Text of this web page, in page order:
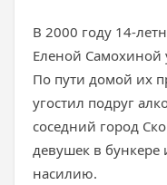
В 2000 году 14-
Еленой Самохиной
По пути домой их
угостил подруг
соседний город
девушек в бункере
насилию.